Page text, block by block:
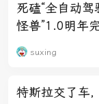
死磕“全自动驾
怪兽”1.0明年
suxing
特斯拉交了车